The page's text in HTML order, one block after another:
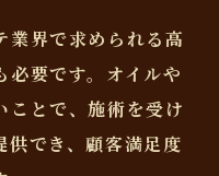
業界で求められる高
必要です。オイルや
ことで、施術を受け
供でき、顧客満足度